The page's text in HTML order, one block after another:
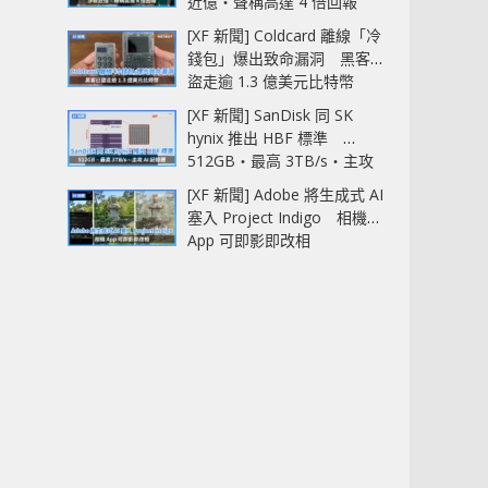
[XF 新聞] Coldcard 離線「冷
錢包」爆出致命漏洞 黑客已
盜走逾 1.3 億美元比特幣
[XF 新聞] SanDisk 同 SK
hynix 推出 HBF 標準
512GB‧最高 3TB/s‧主攻
AI 記憶體
[XF 新聞] Adobe 將生成式 AI
塞入 Project Indigo 相機
App 可即影即改相